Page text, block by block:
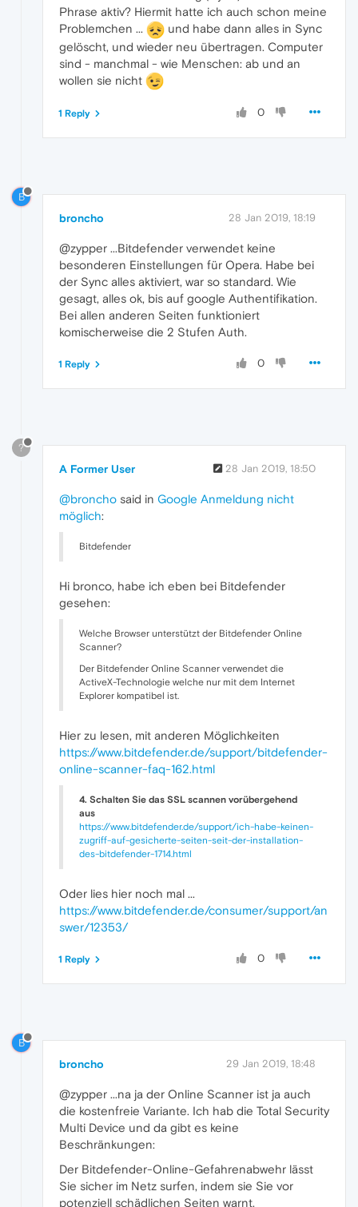
Phrase aktiv? Hiermit hatte ich auch schon meine
Problemchen ...
und habe dann alles in Sync
gelöscht, und wieder neu übertragen. Computer
sind - manchmal - wie Menschen: ab und an
wollen sie nicht
0
1 Reply
B
broncho 28 Jan 2019, 18:19
@zypper ...Bitdefender verwendet keine
besonderen Einstellungen für Opera. Habe bei
der Sync alles aktiviert, war so standard. Wie
gesagt, alles ok, bis auf google Authentifikation.
Bei allen anderen Seiten funktioniert
komischerweise die 2 Stufen Auth.
0
1 Reply
?
A Former User 28 Jan 2019, 18:50
@broncho said in Google Anmeldung nicht
möglich:
Bitdefender
Hi bronco, habe ich eben bei Bitdefender
gesehen:
Welche Browser unterstützt der Bitdefender Online
Scanner?
Der Bitdefender Online Scanner verwendet die
ActiveX-Technologie welche nur mit dem Internet
Explorer kompatibel ist.
Hier zu lesen, mit anderen Möglichkeiten
https://www.bitdefender.de/support/bitdefender-
online-scanner-faq-162.html
4. Schalten Sie das SSL scannen vorübergehend
aus
https://www.bitdefender.de/support/ich-habe-keinen-
zugriff-auf-gesicherte-seiten-seit-der-installation-
des-bitdefender-1714.html
Oder lies hier noch mal ...
https://www.bitdefender.de/consumer/support/an
swer/12353/
0
1 Reply
B
broncho 29 Jan 2019, 18:48
@zypper ...na ja der Online Scanner ist ja auch
die kostenfreie Variante. Ich hab die Total Security
Multi Device und da gibt es keine
Beschränkungen:
Der Bitdefender-Online-Gefahrenabwehr lässt
Sie sicher im Netz surfen, indem sie Sie vor
potenziell schädlichen Seiten warnt.